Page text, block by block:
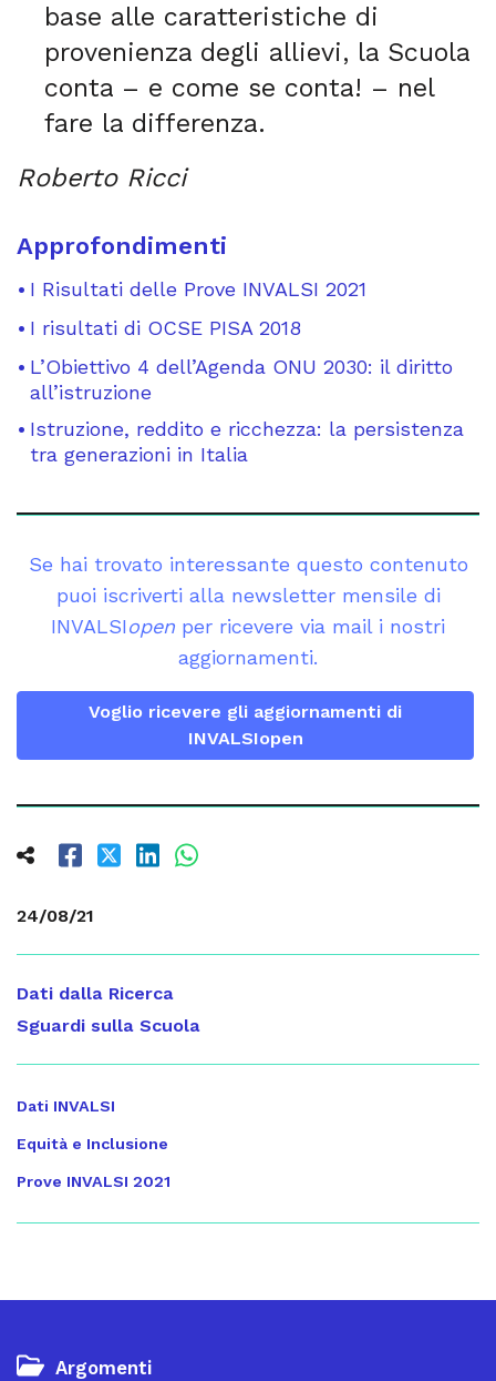
24/08/21
Dati dalla Ricerca
Sguardi sulla Scuola
Dati INVALSI
Equità e Inclusione
Prove INVALSI 2021
base alle caratteristiche di
provenienza degli allievi, la Scuola
conta – e come se conta! – nel
fare la differenza.
Roberto Ricci
Approfondimenti
I Risultati delle Prove INVALSI 2021
I risultati di OCSE PISA 2018
L’Obiettivo 4 dell’Agenda ONU 2030: il diritto
all’istruzione
Istruzione, reddito e ricchezza: la persistenza
tra generazioni in Italia
Se hai trovato interessante questo contenuto
puoi iscriverti alla newsletter mensile di
INVALSIopen per ricevere via mail i nostri
aggiornamenti.
Voglio ricevere gli aggiornamenti di
INVALSIopen
Argomenti